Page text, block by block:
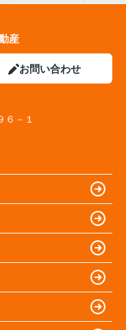
ターがあり買い物に
々と教えていただき
落ち着いて考えるこ
案にも本当にすばや
た。この家をこれか
んでいた方のご厚意
せていただきました。
イメージが良く湧い
た。
産
お問い合わせ
６－１